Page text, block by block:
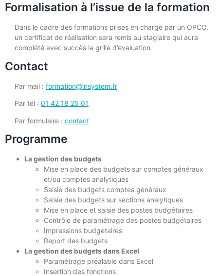
Formalisation à l’issue de la formation
Dans le cadre des formations prises en charge par un OPCO,
un certificat de réalisation sera remis au stagiaire qui aura
complété avec succès la grille d’évaluation.
Contact
Par mail : formation@insystem.fr
Par tél : 01 42 18 25 01
Par formulaire : contact
Programme
La gestion des budgets
Mise en place des budgets sur comptes généraux
et/ou comptes analytiques
Saisie des budgets comptes généraux
Saisie des budgets sur sections analytiques
Mise en place et saisie des postes budgétaires
Contrôle de paramétrage des postes budgétaires
Impressions budgétaires
Report des budgets
La gestion des budgets dans Excel
Paramétrage préalable dans Excel
Insertion des fonctions